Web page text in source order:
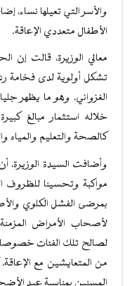
والأسر التي تعيلها نساء،
الأطفال متعددي الإعاقة.
معالي الوزيرة، قالت إن
تشكل أولوية لدى فخامة
الغزواني، وهو ما يظهر
خلاله استثمار مبالغ
كالصحة والتعليم
وأضافت السيدة الوزيرة،
مواكبة وتحسينا للظروف
بمرضى الفشل الكلوي
لأصحاب الأمراض
لصالح تلك الفئات خصوصا
من المتعايشين مع
المسنين بمناسبة عيد